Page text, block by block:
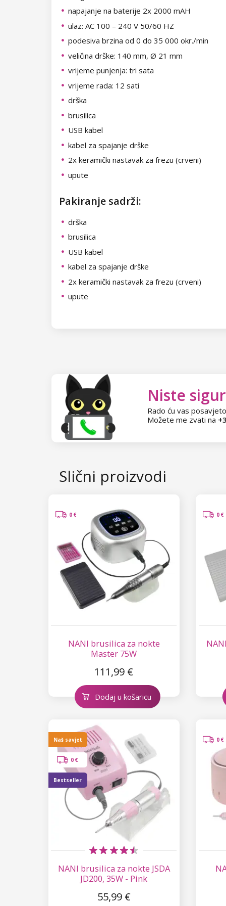
Kolekcija Chocolate Box
Kolekcija Romantic Sunset
Kolekcija Ocean Drive
Kolekcija Pure Beauty
Kolekcija Cupcake
Kolekcija Let It Snow!
Kolekcija Princess
Dolly Polka Dots
Circus
Star Flakes
Folije za ukrašavanje
Aluminium Flakes
napajanje na baterije 2x 2000 mAH
ulaz: AC 100 – 240 V 50/60 HZ
podesiva brzina od 0 do 35 000 okr./min
veličina drške: 140 mm, Ø 21 mm
vrijeme punjenja: tri sata
vrijeme rada: 12 sati
drška
brusilica
USB kabel
kabel za spajanje drške
2x keramički nastavak za frezu (crveni)
upute
Pakiranje sadrži:
drška
brusilica
USB kabel
kabel za spajanje drške
2x keramički nastavak za frezu (crveni)
upute
Niste
Rado ću vas
Možete me zvati na
Slični proizvodi
NANI brusilica za nokte
Master 75W
111,99 €
0 €
Dodaj u košaricu
0 €
NANI brusilica za nokte JSDA
JD200, 35W - Pink
55,99 €
Naš savjet
0 €
Bestseller
0 €